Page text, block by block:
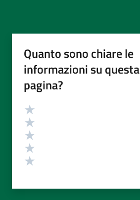
Quanto sono chiare le
informazioni su questa
pagina?
Valutazione